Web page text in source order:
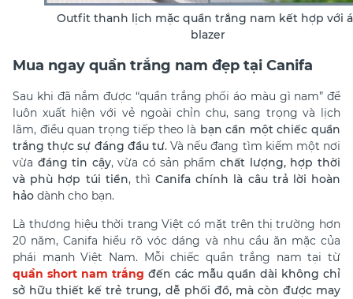
Outfit thanh lịch mặc quần trắng nam kết hợp với
blazer
Mua ngay quần trắng nam đẹp tại Canifa
Sau khi đã nắm được “quần trắng phối áo màu gì nam” để
luôn xuất hiện với vẻ ngoài chỉn chu, sang trọng và lịch
lãm, điều quan trọng tiếp theo là bạn cần một chiếc quần
trắng thực sự đáng đầu tư. Và nếu đang tìm kiếm một nơi
vừa đáng tin cậy, vừa có sản phẩmchất lượng, hợp thời
và phù hợp túi tiền, thìCanifa chính là câu trả lời hoàn
hảo dành cho bạn.
Là thương hiệu thời trang Việt có mặt trên thị trường hơn
20 năm, Canifa hiểu rõ vóc dáng và nhu cầu ăn mặc của
phái mạnh Việt Nam. Mỗi chiếc quần trắng nam tại từ
quần short nam trắng đến các mẫu quần dài không chỉ
sở hữu thiết kế trẻ trung, dễ phối đồ, mà còn được may